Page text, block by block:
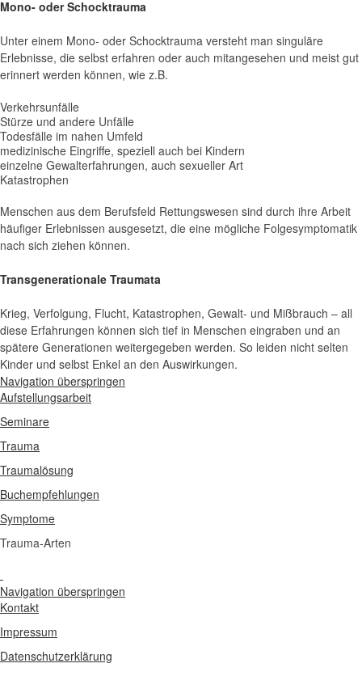
Mono- oder Schocktrauma
Unter einem Mono- oder Schocktrauma versteht man singuläre
Erlebnisse, die selbst erfahren oder auch mitangesehen und meist gut
erinnert werden können, wie z.B.
Verkehrsunfälle
Stürze und andere Unfälle
Todesfälle im nahen Umfeld
medizinische Eingriffe, speziell auch bei Kindern
einzelne Gewalterfahrungen, auch sexueller Art
Katastrophen
Menschen aus dem Berufsfeld Rettungswesen sind durch ihre Arbeit
häufiger Erlebnissen ausgesetzt, die eine mögliche Folgesymptomatik
nach sich ziehen können.
Transgenerationale Traumata
Krieg, Verfolgung, Flucht, Katastrophen, Gewalt- und Mißbrauch – all
diese Erfahrungen können sich tief in Menschen eingraben und an
spätere Generationen weitergegeben werden. So leiden nicht selten
Kinder und selbst Enkel an den Auswirkungen.
Navigation überspringen
Aufstellungsarbeit
Seminare
Trauma
Traumalösung
Buchempfehlungen
Symptome
Trauma-Arten
Navigation überspringen
Kontakt
Impressum
Datenschutzerklärung